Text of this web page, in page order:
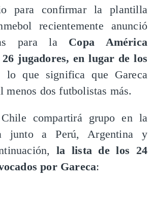
para confirmar la plantilla
recientemente anunció
para la Copa América
jugadores, en lugar de los
lo que significa que Gareca
menos dos futbolistas más.
compartirá grupo en la
junto a Perú, Argentina y
la lista de los 24
por Gareca: